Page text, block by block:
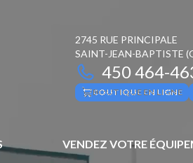
2745 RUE PRINCIPALE
SAINT-JEAN-BAPTISTE
450 464-
BOUTIQUE EN LIGNE
VENDEZ VOTRE